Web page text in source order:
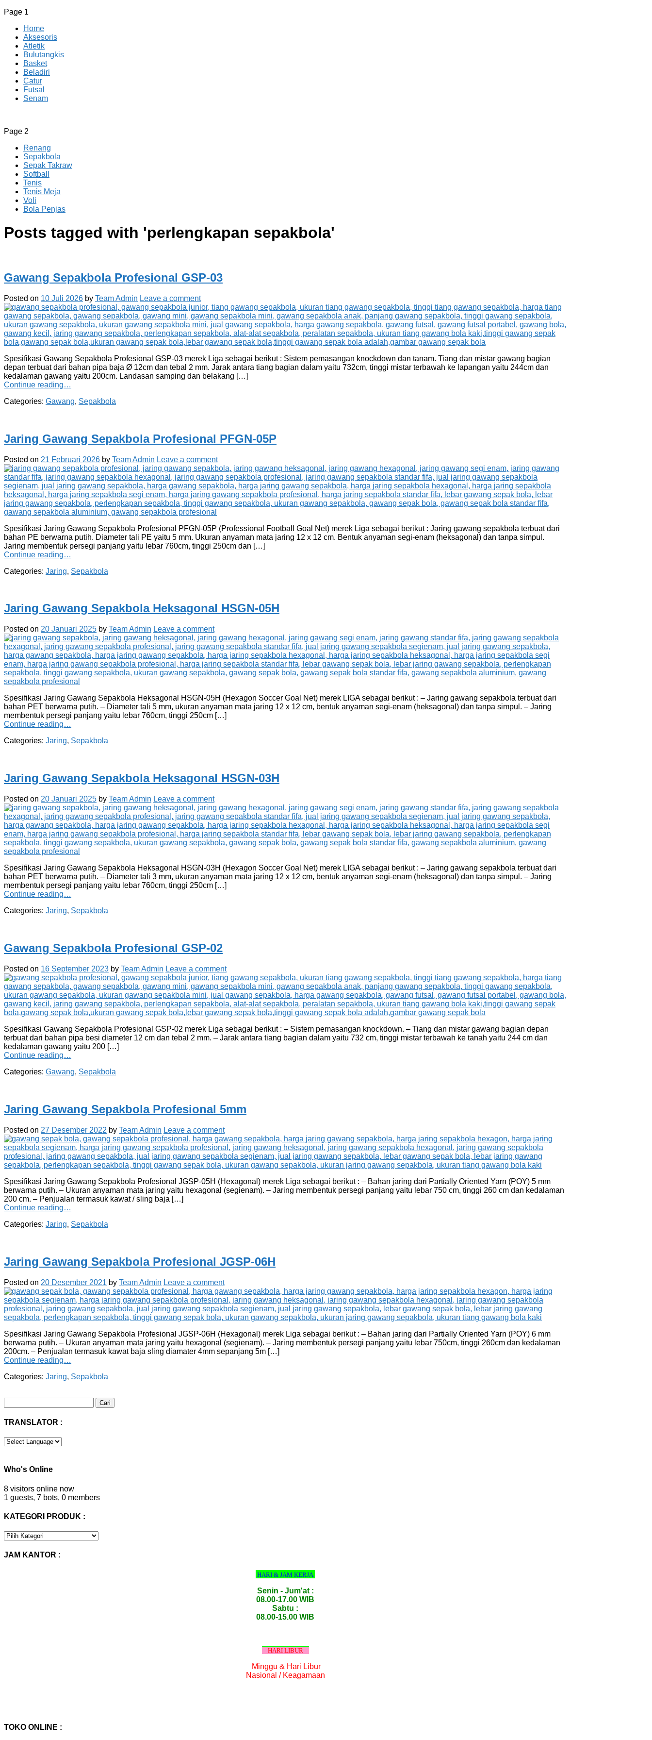
Page 1
Home
Aksesoris
Atletik
Bulutangkis
Basket
Beladiri
Catur
Futsal
Senam
CV JAYA BERSAMA Co Id
Menyediakan Semua Perlengkapan Olahraga Yang Lengkap, Berkualitas Dengan Harga Yang Murah
Page 2
Renang
Sepakbola
Sepak Takraw
Softball
Tenis
Tenis Meja
Voli
Bola Penjas
Posts tagged with 'perlengkapan sepakbola'
Gawang Sepakbola Profesional GSP-03
Posted on 10 Juli 2026 by Team Admin Leave a comment
Spesifikasi Gawang Sepakbola Profesional GSP-03 merek Liga sebagai berikut : Sistem pemasangan knockdown dan tanam. Tiang dan mistar gawang bagian
depan terbuat dari bahan pipa baja Ø 12cm dan tebal 2 mm. Jarak antara tiang bagian dalam yaitu 732cm, tinggi mistar terbawah ke lapangan yaitu 244cm dan
kedalaman gawang yaitu 200cm. Landasan samping dan belakang […]
Continue reading…
Categories: Gawang, Sepakbola
Jaring Gawang Sepakbola Profesional PFGN-05P
Posted on 21 Februari 2026 by Team Admin Leave a comment
Spesifikasi Jaring Gawang Sepakbola Profesional PFGN-05P (Professional Football Goal Net) merek Liga sebagai berikut : Jaring gawang sepakbola terbuat dari
bahan PE berwarna putih. Diameter tali PE yaitu 5 mm. Ukuran anyaman mata jaring 12 x 12 cm. Bentuk anyaman segi-enam (heksagonal) dan tanpa simpul.
Jaring membentuk persegi panjang yaitu lebar 760cm, tinggi 250cm dan […]
Continue reading…
Categories: Jaring, Sepakbola
Jaring Gawang Sepakbola Heksagonal HSGN-05H
Posted on 20 Januari 2025 by Team Admin Leave a comment
Spesifikasi Jaring Gawang Sepakbola Heksagonal HSGN-05H (Hexagon Soccer Goal Net) merek LIGA sebagai berikut : – Jaring gawang sepakbola terbuat dari
bahan PET berwarna putih. – Diameter tali 5 mm, ukuran anyaman mata jaring 12 x 12 cm, bentuk anyaman segi-enam (heksagonal) dan tanpa simpul. – Jaring
membentuk persegi panjang yaitu lebar 760cm, tinggi 250cm […]
Continue reading…
Categories: Jaring, Sepakbola
Jaring Gawang Sepakbola Heksagonal HSGN-03H
Posted on 20 Januari 2025 by Team Admin Leave a comment
Spesifikasi Jaring Gawang Sepakbola Heksagonal HSGN-03H (Hexagon Soccer Goal Net) merek LIGA sebagai berikut : – Jaring gawang sepakbola terbuat dari
bahan PET berwarna putih. – Diameter tali 3 mm, ukuran anyaman mata jaring 12 x 12 cm, bentuk anyaman segi-enam (heksagonal) dan tanpa simpul. – Jaring
membentuk persegi panjang yaitu lebar 760cm, tinggi 250cm […]
Continue reading…
Categories: Jaring, Sepakbola
Gawang Sepakbola Profesional GSP-02
Posted on 16 September 2023 by Team Admin Leave a comment
Spesifikasi Gawang Sepakbola Profesional GSP-02 merek Liga sebagai berikut : – Sistem pemasangan knockdown. – Tiang dan mistar gawang bagian depan
terbuat dari bahan pipa besi diameter 12 cm dan tebal 2 mm. – Jarak antara tiang bagian dalam yaitu 732 cm, tinggi mistar terbawah ke tanah yaitu 244 cm dan
kedalaman gawang yaitu 200 […]
Continue reading…
Categories: Gawang, Sepakbola
Jaring Gawang Sepakbola Profesional 5mm
Posted on 27 Desember 2022 by Team Admin Leave a comment
Spesifikasi Jaring Gawang Sepakbola Profesional JGSP-05H (Hexagonal) merek Liga sebagai berikut : – Bahan jaring dari Partially Oriented Yarn (POY) 5 mm
berwarna putih. – Ukuran anyaman mata jaring yaitu hexagonal (segienam). – Jaring membentuk persegi panjang yaitu lebar 750 cm, tinggi 260 cm dan kedalaman
200 cm. – Penjualan termasuk kawat / sling baja […]
Continue reading…
Categories: Jaring, Sepakbola
Jaring Gawang Sepakbola Profesional JGSP-06H
Posted on 20 Desember 2021 by Team Admin Leave a comment
Spesifikasi Jaring Gawang Sepakbola Profesional JGSP-06H (Hexagonal) merek Liga sebagai berikut : – Bahan jaring dari Partially Oriented Yarn (POY) 6 mm
berwarna putih. – Ukuran anyaman mata jaring yaitu hexagonal (segienam). – Jaring membentuk persegi panjang yaitu lebar 750cm, tinggi 260cm dan kedalaman
200cm. – Penjualan termasuk kawat baja sling diamater 4mm sepanjang 5m […]
Continue reading…
Categories: Jaring, Sepakbola
untuk:
TRANSLATOR :
Who's Online
8 visitors online now
1 guests, 7 bots, 0 members
KATEGORI PRODUK :
KATEGORI
JAM KANTOR :
HARI & JAM KERJA
Senin - Jum'at :
08.00-17.00 WIB
Sabtu :
08.00-15.00 WIB
HARI LIBUR
Minggu & Hari Libur
Nasional / Keagamaan
TOKO ONLINE :